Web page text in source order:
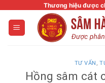
content
Thương hiệu được
TƯ VẤN ,
Hồng sâm cát